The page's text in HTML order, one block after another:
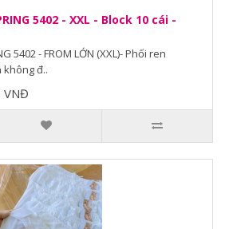
5402 - XXL - Block 10 cái -
5402 - FROM LỚN (XXL)- Phối ren
không đ..
VNĐ